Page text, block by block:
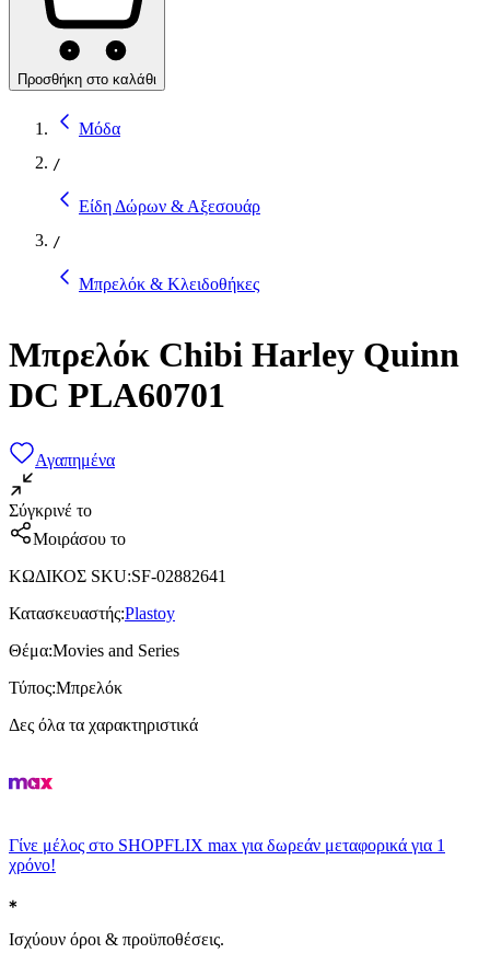
Προσθήκη στο καλάθι
Μόδα
/
Είδη Δώρων & Αξεσουάρ
/
Μπρελόκ & Κλειδοθήκες
Μπρελόκ Chibi Harley Quinn
DC PLA60701
Αγαπημένα
Σύγκρινέ το
Μοιράσου το
ΚΩΔΙΚΟΣ SKU:SF-02882641
Κατασκευαστής:Plastoy
Θέμα:Movies and Series
Τύπος:Μπρελόκ
Δες όλα τα χαρακτηριστικά
Γίνε μέλος στο SHOPFLIX max για δωρεάν μεταφορικά για 1
χρόνο!
Ισχύουν όροι & προϋποθέσεις.